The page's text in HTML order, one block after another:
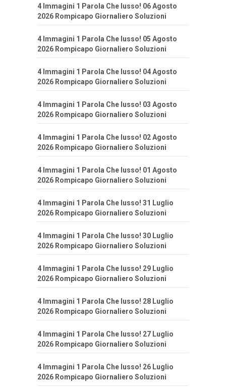
4 Immagini 1 Parola Che lusso! 06 Agosto
2026 Rompicapo Giornaliero Soluzioni
4 Immagini 1 Parola Che lusso! 05 Agosto
2026 Rompicapo Giornaliero Soluzioni
4 Immagini 1 Parola Che lusso! 04 Agosto
2026 Rompicapo Giornaliero Soluzioni
4 Immagini 1 Parola Che lusso! 03 Agosto
2026 Rompicapo Giornaliero Soluzioni
4 Immagini 1 Parola Che lusso! 02 Agosto
2026 Rompicapo Giornaliero Soluzioni
4 Immagini 1 Parola Che lusso! 01 Agosto
2026 Rompicapo Giornaliero Soluzioni
4 Immagini 1 Parola Che lusso! 31 Luglio
2026 Rompicapo Giornaliero Soluzioni
4 Immagini 1 Parola Che lusso! 30 Luglio
2026 Rompicapo Giornaliero Soluzioni
4 Immagini 1 Parola Che lusso! 29 Luglio
2026 Rompicapo Giornaliero Soluzioni
4 Immagini 1 Parola Che lusso! 28 Luglio
2026 Rompicapo Giornaliero Soluzioni
4 Immagini 1 Parola Che lusso! 27 Luglio
2026 Rompicapo Giornaliero Soluzioni
4 Immagini 1 Parola Che lusso! 26 Luglio
2026 Rompicapo Giornaliero Soluzioni